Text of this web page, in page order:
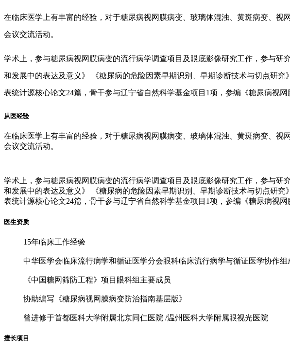
在临床医学上有丰富的经验，对于糖尿病视网膜病变、玻璃体混浊、黄斑病变、
会议交流活动。
学术上，参与糖尿病视网膜病变的流行病学调查项目及眼底影像研究工作，参与
和发展中的表达及意义》 《糖尿病的危险因素早期识别、早期诊断技术与切点研
表统计源核心论文24篇，骨干参与辽宁省自然科学基金项目1项，参编《糖尿病视网
从医经验
在临床医学上有丰富的经验，对于糖尿病视网膜病变、玻璃体混浊、黄斑病变、
会议交流活动。
学术上，参与糖尿病视网膜病变的流行病学调查项目及眼底影像研究工作，参与
和发展中的表达及意义》 《糖尿病的危险因素早期识别、早期诊断技术与切点研
表统计源核心论文24篇，骨干参与辽宁省自然科学基金项目1项，参编《糖尿病视网
医生资质
15年临床工作经验
中华医学会临床流行病学和循证医学分会眼科临床流行病学与循证医学协作组
《中国糖网筛防工程》项目眼科组主要成员
协助编写《糖尿病视网膜病变防治指南基层版》
曾进修于首都医科大学附属北京同仁医院 /温州医科大学附属眼视光医院
擅长项目